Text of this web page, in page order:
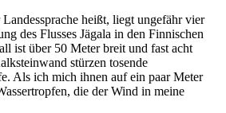
heißt, liegt ungefähr vier
des Flusses Jägala in den Finnischen
ist über 50 Meter breit und fast acht
stürzen tosende
Als ich mich ihnen auf ein paar Meter
die der Wind in meine